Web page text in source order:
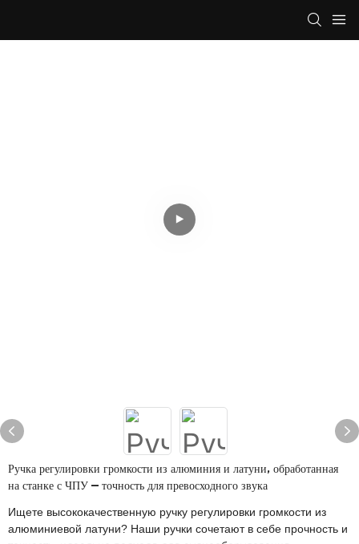
Ручка регулировки громкости из алюминия и латуни, обработанная
на станке с ЧПУ — точность для превосходного звука
Ищете высококачественную ручку регулировки громкости из
алюминиевой латуни? Наши ручки сочетают в себе прочность и